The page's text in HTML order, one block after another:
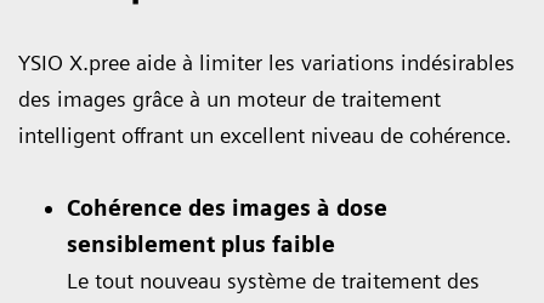
YSIO X.pree aide à limiter les variations indésirables
des images grâce à un moteur de traitement
intelligent offrant un excellent niveau de cohérence.
Cohérence des images à dose
sensiblement plus faible
Le tout nouveau système de traitement des